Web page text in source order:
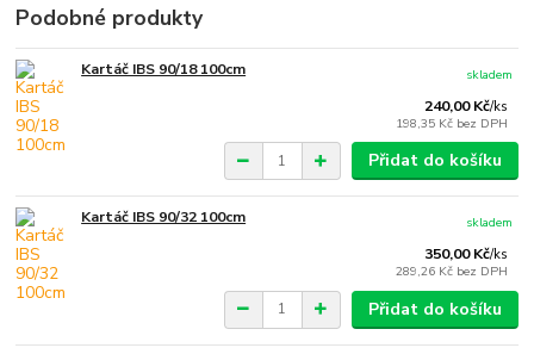
Podobné produkty
Kartáč IBS 90/18 100cm
240,00 Kč/ks
198,35 Kč bez DPH
skladem
Přidat do košíku
Kartáč IBS 90/32 100cm
350,00 Kč/ks
289,26 Kč bez DPH
skladem
Přidat do košíku